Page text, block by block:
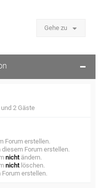
Gehe zu
2 Gäste
Forum erstellen.
Forum erstellen.
nicht ändern.
nicht löschen.
erstellen.